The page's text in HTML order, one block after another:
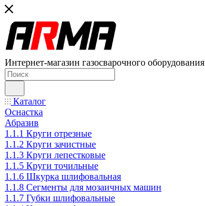
Интернет-магазин газосварочного оборудования
Каталог
Оснастка
Абразив
1.1.1 Круги отрезные
1.1.2 Круги зачистные
1.1.3 Круги лепестковые
1.1.5 Круги точильные
1.1.6 Шкурка шлифовальная
1.1.8 Сегменты для мозаичных машин
1.1.7 Губки шлифовальные